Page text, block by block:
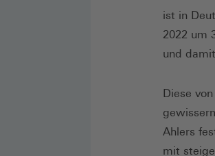
ist in
2022 um
und
Diese
Ahlers
mit